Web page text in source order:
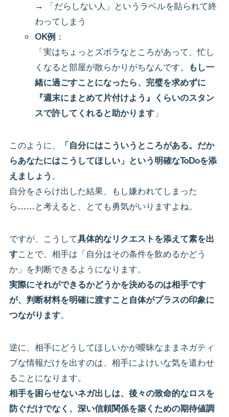
→ 「だらしない人」というラベルを貼られて終
わってしまう
OK例：
「実はちょっとズボラなところがあって、忙し
くなると部屋が散らかりがちなんです。
もし一
緒に過ごすことになったら、完璧を求めずに
『週末にまとめて片付けよう』くらいのスタン
スで許してくれると助かります」
このように、
「自分にはこういうところがある。だか
らあなたにはこうしてほしい」という明確なToDoを添
えましょう 。
自分をさらけ出した結果、もし嫌われてしまった
ら……と考えると、とても勇気がいりますよね。
ですが、こうして具体的なリクエストを添えて素を出
すことで、相手は「自分はその条件を飲めるかどう
か」を判断できるようになります。
実際にそれができるかどうかを決めるのは相手です
が、判断材料を明確に渡すこと自体がプラスの印象に
つながります。
逆に、相手にどうしてほしいかが曖昧なままネガティ
ブな情報だけを出すのは、相手によけいな気を遣わせ
ることになります。
相手を困らせないネガ出しは、後々の致命的なロスを
防ぐだけでなく、深い信頼関係を築くための期待値調